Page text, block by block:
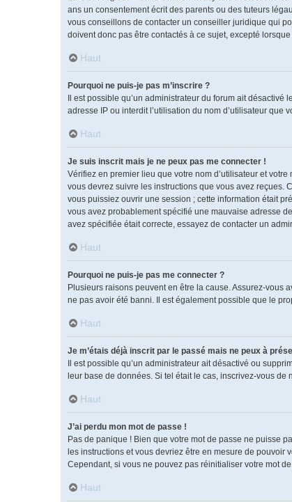
ans un consentement écrit des parents ou des tuteurs
vous conseillons de contacter un conseiller juridique qui
doivent donc pas être contactés à ce sujet, excepté
Haut
Pourquoi ne puis-je pas m’inscrire ?
Il est possible qu’un administrateur du forum ait
adresse IP ou interdit l’utilisation du nom d’utilisateur que
Haut
Je suis inscrit mais je ne peux pas me connecter !
Vérifiez en premier lieu que votre nom d’utilisateur et
vous devrez suivre les instructions que vous avez reçues.
vous puissiez ouvrir une session ; cette information était
vous avez probablement spécifié une mauvaise adresse
avez spécifiée était correcte, essayez de contacter un
Haut
Pourquoi ne puis-je pas me connecter ?
Plusieurs raisons peuvent en être la cause. Assurez-vous
ne pas avoir été banni. Il est également possible que le
Haut
Je m’étais déjà inscrit par le passé mais ne peux à
Il est possible qu’un administrateur ait désactivé ou
leur base de données. Si tel était le cas, inscrivez-vous
Haut
J’ai perdu mon mot de passe !
Pas de panique ! Bien que votre mot de passe ne puisse
les instructions et vous devriez être en mesure de pouvoir
Cependant, si vous ne pouvez pas réinitialiser votre mot
Haut